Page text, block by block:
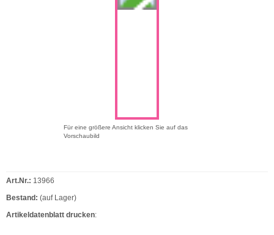
Für eine größere Ansicht klicken Sie auf das
Vorschaubild
Art.Nr.: 13966
Bestand: (auf Lager)
Artikeldatenblatt drucken: